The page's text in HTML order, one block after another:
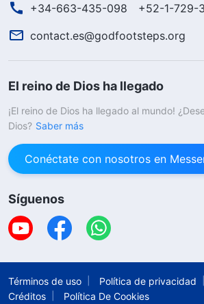
+34-663-435-098
+52-1-729-
contact.es@godfootsteps.org
El reino de Dios ha llegado
¡El reino de Dios ha llegado al mundo!
Dios? Saber más
Conéctate con nosotros en
Síguenos
Términos de uso
Política de privacidad
Créditos
Política De Cookies